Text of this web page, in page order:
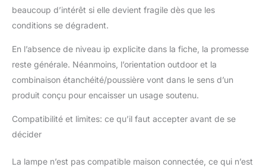
beaucoup d’intérêt si elle devient fragile dès que les
conditions se dégradent.
En l’absence de niveau ip explicite dans la fiche, la promesse
reste générale. Néanmoins, l’orientation outdoor et la
combinaison étanchéité/poussière vont dans le sens d’un
produit conçu pour encaisser un usage soutenu.
Compatibilité et limites: ce qu’il faut accepter avant de se
décider
La lampe n’est pas compatible maison connectée, ce qui n’est